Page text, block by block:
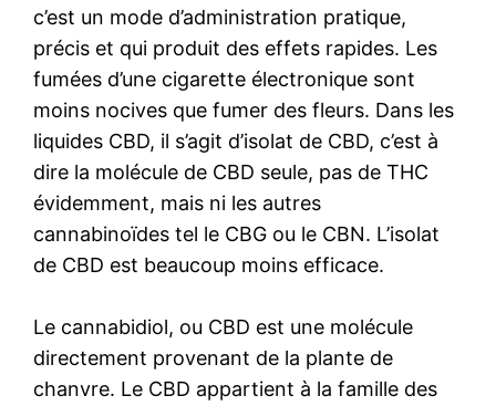
c’est un mode d’administration pratique,
précis et qui produit des effets rapides. Les
fumées d’une cigarette électronique sont
moins nocives que fumer des fleurs. Dans les
liquides CBD, il s’agit d’isolat de CBD, c’est à
dire la molécule de CBD seule, pas de THC
évidemment, mais ni les autres
cannabinoïdes tel le CBG ou le CBN. L’isolat
de CBD est beaucoup moins efficace.
Le cannabidiol, ou CBD est une molécule
directement provenant de la plante de
chanvre. Le CBD appartient à la famille des